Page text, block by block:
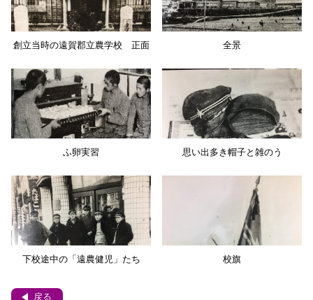
創立当時の遠賀郡立農学校 正面 全景
ふ卵実習 思い出多き帽子と雑のう
下校途中の「遠農健児」たち 校旗
戻る